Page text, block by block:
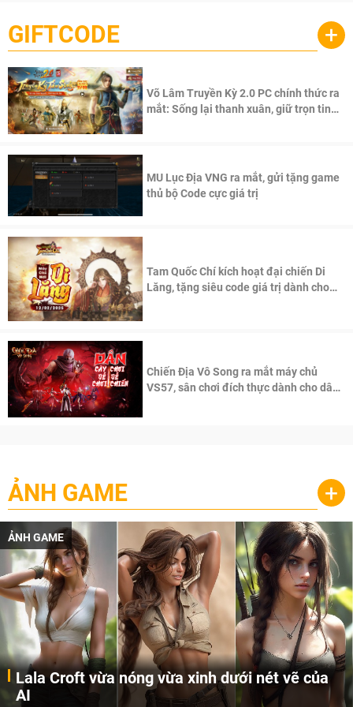
GIFTCODE +
Võ Lâm Truyền Kỳ 2.0 PC chính thức ra
mắt: Sống lại thanh xuân, giữ trọn tinh
MU Lục Địa VNG ra mắt, gửi tặng game
thủ bộ Code cực giá trị
Tam Quốc Chí kích hoạt đại chiến Di
Lăng, tặng siêu code giá trị dành cho
Chiến Địa Vô Song ra mắt máy chủ
VS57, sân chơi đích thực dành cho dân
ẢNH GAME +
ẢNH GAME
Lala Croft vừa nóng vừa xinh dưới nét vẽ của
AI